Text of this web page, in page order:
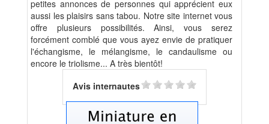
petites annonces de personnes qui apprécient eux
aussi les plaisirs sans tabou. Notre site internet vous
offre plusieurs possibilités. Ainsi, vous serez
forcément comblé que vous ayez envie de pratiquer
l'échangisme, le mélangisme, le candaulisme ou
encore le triolisme... A très bientôt!
Avis internautes